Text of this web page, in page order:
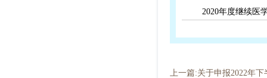
2020年度继续医
上一篇:关于申报2022年